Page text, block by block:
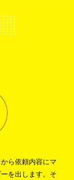
ら依頼内容にマ
を出します。そ